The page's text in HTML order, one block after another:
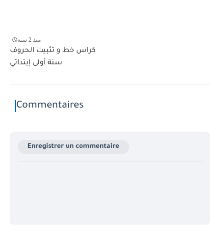
منذ 2 سنة
كراس خط و تثبيت الحروف
سنة أولى إبتدائي
Commentaires
Enregistrer un commentaire